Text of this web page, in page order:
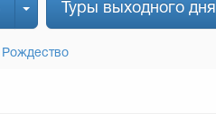
Туры выходного дня